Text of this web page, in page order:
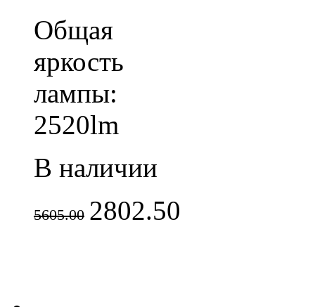
Общая
яркость
лампы:
2520lm
В наличии
5605.00 2802.50